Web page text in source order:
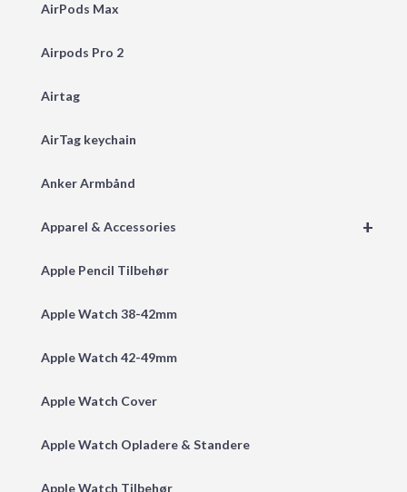
AirPods Max
Airpods Pro 2
Airtag
AirTag keychain
Anker Armbånd
+
Apparel & Accessories
Apple Pencil Tilbehør
Apple Watch 38-42mm
Apple Watch 42-49mm
Apple Watch Cover
Apple Watch Opladere & Standere
Apple Watch Tilbehør